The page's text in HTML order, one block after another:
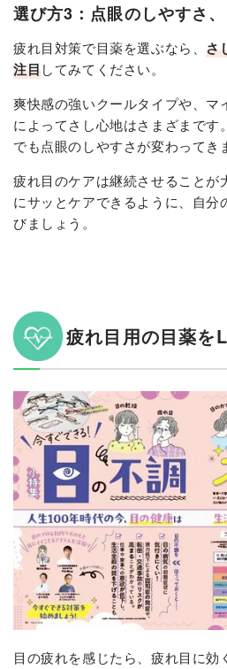
選び方3：点眼のしやすさ
疲れ目対策で目薬を選ぶなら、さ
注目してみてください。
爽快感の強いクールタイプや、マ
によってさし心地はさまざまです
でも点眼のしやすさが変わってき
疲れ目のケアは継続させることが
にサッとケアできるように、自分
びましょう。
疲れ目用の目薬を
目の疲れを感じたら、疲れ目に効